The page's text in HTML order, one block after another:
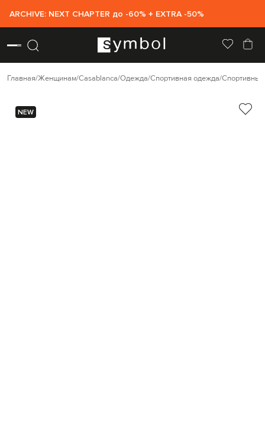
ARCHIVE: NEXT CHAPTER до -60% + EXTRA -50%
Главная Женщинам Casablanca Одежда Спортивная одежда
NEW